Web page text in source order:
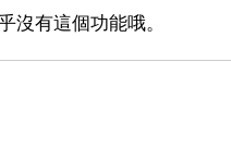
沒有這個功能哦。